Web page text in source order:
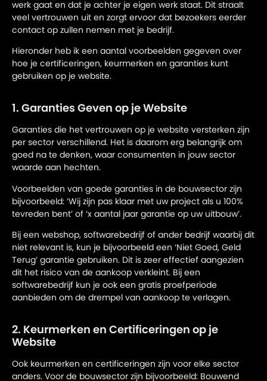
werk gaat en dat je achter je eigen werk staat. Dit straalt
veel vertrouwen uit en zorgt ervoor dat bezoekers eerder
contact op zullen nemen met je bedrijf.
Hieronder heb ik een aantal voorbeelden gegeven over
hoe je certificeringen, keurmerken en garanties kunt
gebruiken op je website.
1. Garanties Geven op je Website
Garanties die het vertrouwen op je website versterken zijn
per sector verschillend. Het is daarom erg belangrijk om
goed na te denken, waar consumenten in jouw sector
waarde aan hechten.
Voorbeelden van goede garanties in de bouwsector zijn
bijvoorbeeld: ‘Wij zijn pas klaar met uw project als u 100%
tevreden bent’ of ‘x aantal jaar garantie op uw uitbouw’.
Bij een webshop, softwarebedrijf of ander bedrijf waarbij dit
niet relevant is, kun je bijvoorbeeld een ‘Niet Goed, Geld
Terug’ garantie gebruiken. Dit is zeer effectief aangezien
dit het risico van de aankoop verkleint. Bij een
softwarebedrijf kun je ook een gratis proefperiode
aanbieden om de drempel van aankoop te verlagen.
2. Keurmerken en Certificeringen op je
Website
Ook keurmerken en certificeringen zijn voor elke sector
anders. Voor de bouwsector zijn bijvoorbeeld: Bouwend